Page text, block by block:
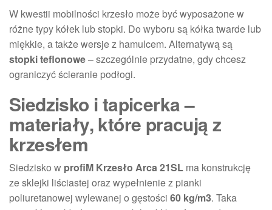
W kwestii mobilności krzesło może być wyposażone w
różne typy kółek lub stopki. Do wyboru są kółka twarde lub
miękkie, a także wersje z hamulcem. Alternatywą są
stopki teflonowe– szczególnie przydatne, gdy chcesz
ograniczyć ścieranie podłogi.
Siedzisko i tapicerka –
materiały, które pracują z
krzesłem
Siedzisko w profiM Krzesło Arca 21SL ma konstrukcję
ze sklejki liściastej oraz wypełnienie z pianki
poliuretanowej wylewanej o gęstości 60 kg/m3. Taka